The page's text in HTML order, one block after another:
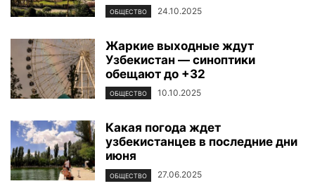
ОБЩЕСТВО 24.10.2025
Жаркие выходные ждут
Узбекистан — синоптики
обещают до +32
ОБЩЕСТВО 10.10.2025
Какая погода ждет
узбекистанцев в последние дни
июня
ОБЩЕСТВО 27.06.2025